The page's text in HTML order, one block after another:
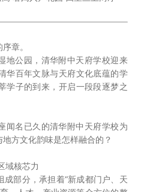
章。
地公园，清华附中天府学校迎来
华百年文脉与天府文化底蕴的学
学子的到来，开启一段段逐梦之
闻名已久的清华附中天府学校为
方文化韵味是怎样融合的？
域核芯力
成部分，承担着“新成都门户、天